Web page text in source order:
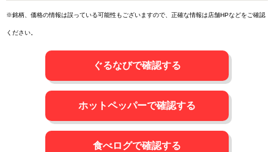
※銘柄、価格の情報は誤っている可能性もございますので、正確な情報は店舗HPなどをご確認
ください。
ぐるなびで確認する
ホットペッパーで確認する
食べログで確認する